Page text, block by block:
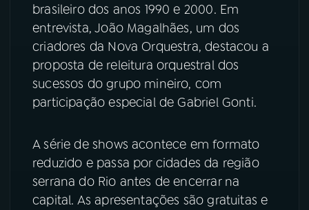
FESTIVAL DE MÚSICA
ACOMPANHE A RÁDIO NACIONAL
TikTok
brasileiro dos anos 1990 e 2000. Em
entrevista, João Magalhães, um dos
criadores da Nova Orquestra, destacou a
proposta de releitura orquestral dos
sucessos do grupo mineiro, com
participação especial de Gabriel Gonti.
A série de shows acontece em formato
reduzido e passa por cidades da região
serrana do Rio antes de encerrar na
capital. As apresentações são gratuitas e